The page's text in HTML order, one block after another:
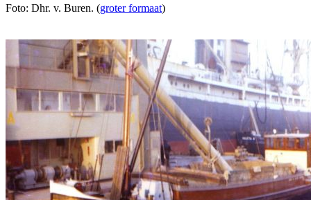
Foto: Dhr. v. Buren. (groter formaat)